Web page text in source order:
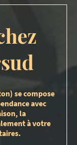
se compose
avec
la
à votre